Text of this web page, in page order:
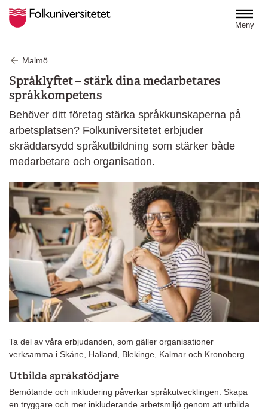
Meny
Malmö
Språklyftet – stärk dina medarbetares
språkkompetens
Behöver ditt företag stärka språkkunskaperna på
arbetsplatsen? Folkuniversitetet erbjuder
skräddarsydd språkutbildning som stärker både
medarbetare och organisation.
Ta del av våra erbjudanden, som gäller organisationer
verksamma i Skåne, Halland, Blekinge, Kalmar och Kronoberg.
Utbilda språkstödjare
Bemötande och inkludering påverkar språkutvecklingen. Skapa
en tryggare och mer inkluderande arbetsmiljö genom att utbilda